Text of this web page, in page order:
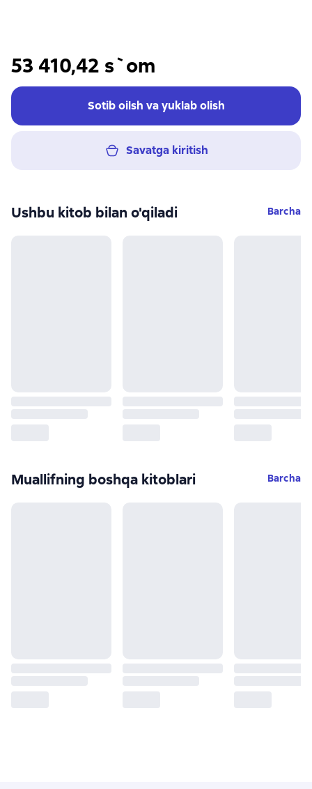
53 410,42 s`om
Sotib oilsh va yuklab olish
Savatga kiritish
Ushbu kitob bilan o'qiladi Barcha
Muallifning boshqa kitoblari Barcha